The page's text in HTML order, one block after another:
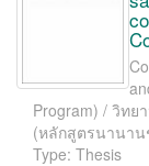
Program) / วิทย
(หลักสูตรนานา
Type: Thesis